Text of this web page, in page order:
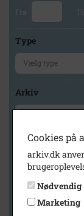
Fra Til
Type
Arkiv
Geografi
Generelt
Cookies på
arkiv.dk
Nødvendig
Marketing